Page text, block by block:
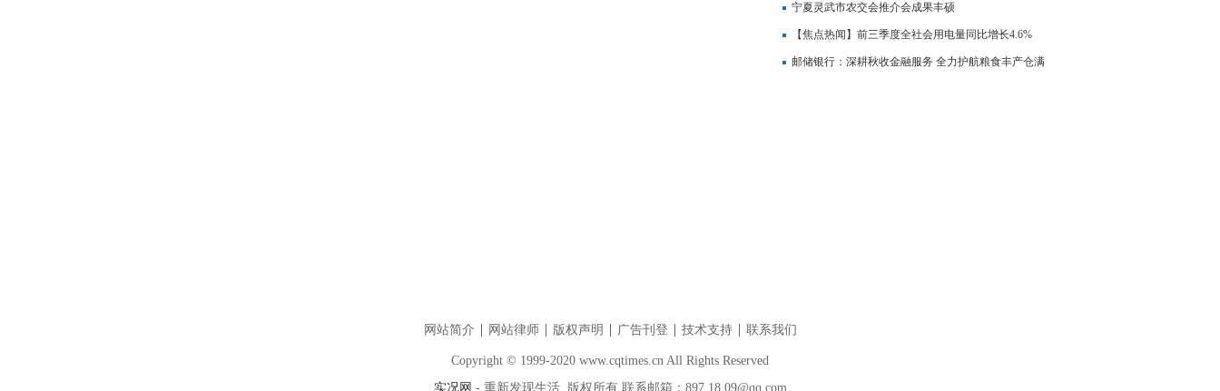
宁夏灵武市农交会推介会成果丰硕
【焦点热闻】前三季度全社会用电量同比增长4.6%
邮储银行：深耕秋收金融服务 全力护航粮食丰产仓满
网站简介 网站律师 版权声明 广告刊登 技术支持 联系我们
Copyright © 1999-2020 www.cqtimes.cn All Rights Reserved
实况网 - 重新发现生活 版权所有 联系邮箱：897 18 09@qq.com